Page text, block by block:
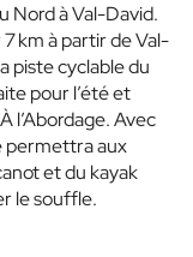
Nord à Val-David.
km à partir de Val-
piste cyclable du
pour l’été et
l’Abordage. Avec
permettra aux
et du kayak
le souffle.